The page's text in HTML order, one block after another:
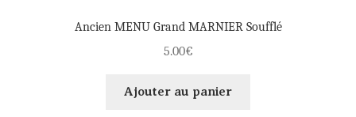
Ancien MENU Grand MARNIER Soufflé
5.00€
Ajouter au panier